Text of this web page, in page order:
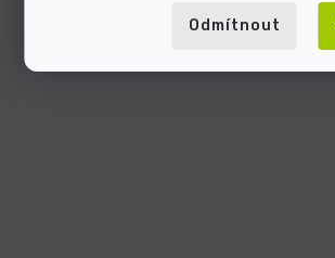
Odmítnout